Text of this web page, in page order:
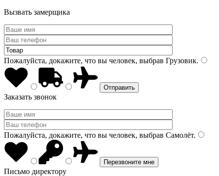
Вызвать замерщика
Пожалуйста, докажите, что вы человек, выбрав Грузовик.
Заказать звонок
Пожалуйста, докажите, что вы человек, выбрав Самолёт.
Письмо директору